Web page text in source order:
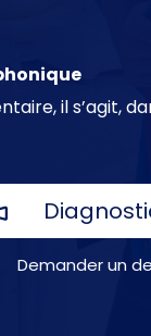
il s’agit,
Demander un